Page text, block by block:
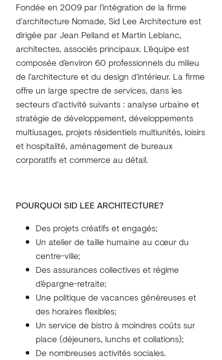
Fondée en 2009 par l’intégration de la firme
d’architecture Nomade, Sid Lee Architecture est
dirigée par Jean Pelland et Martin Leblanc,
architectes, associés principaux. L’équipe est
composée d’environ 60 professionnels du milieu
de l’architecture et du design d’intérieur. La firme
offre un large spectre de services, dans les
secteurs d’activité suivants : analyse urbaine et
stratégie de développement, développements
multiusages, projets résidentiels multiunités, loisirs
et hospitalité, aménagement de bureaux
corporatifs et commerce au détail.
POURQUOI SID LEE ARCHITECTURE?
Des projets créatifs et engagés;
Un atelier de taille humaine au cœur du
centre-ville;
Des assurances collectives et régime
d’épargne-retraite;
Une politique de vacances généreuses et
des horaires flexibles;
Un service de bistro à moindres coûts sur
place (déjeuners, lunchs et collations);
De nombreuses activités sociales.